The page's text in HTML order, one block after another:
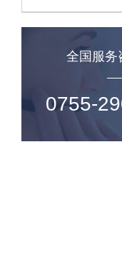
全国服务
0755-